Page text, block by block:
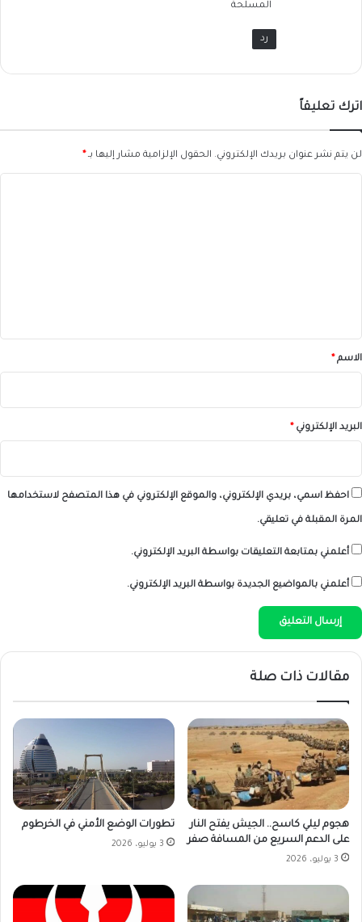
المسلحة
رد
اترك تعليقاً
لن يتم نشر عنوان بريدك الإلكتروني. الحقول الإلزامية مشار إليها بـ *
*الاسم *
البريد الإلكتروني *
احفظ اسمي، بريدي الإلكتروني، والموقع الإلكتروني في هذا المتصفح لاستخدامها
المرة المقبلة في تعليقي.
أعلمني بمتابعة التعليقات بواسطة البريد الإلكتروني.
أعلمني بالمواضيع الجديدة بواسطة البريد الإلكتروني.
مقالات ذات صلة
هجوم ليلي كاسح.. الجيش يفتح النار
على الدعم السريع من المسافة صفر
3 يوليو، 2026
تطورات الوضع الأمني في الخرطوم
3 يوليو، 2026